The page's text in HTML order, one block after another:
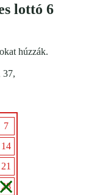
lottó 6
húzzák.
37,
7
14
21
28